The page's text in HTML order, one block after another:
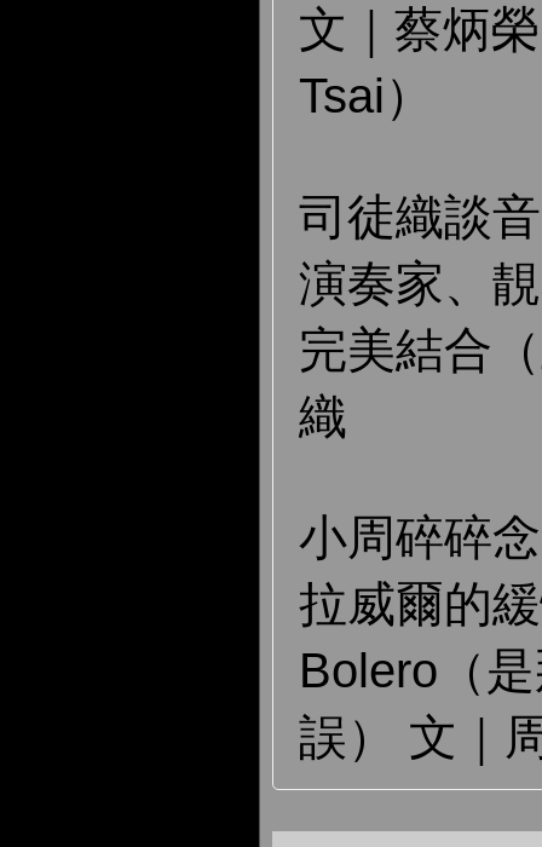
文｜蔡炳
Tsai）
司徒織談
演奏家、
完美結合
織
小周碎碎念
拉威爾的
Bolero（
誤） 文｜